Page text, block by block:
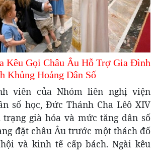
Kêu Gọi Châu Âu Hỗ Trợ Gia Đình
Khủng Hoảng Dân Số
viên của Nhóm liên nghị viện
số học, Đức Thánh Cha Lêô XIV
già hóa và mức tăng dân số
đặt châu Âu trước một thách đố
và kinh tế cấp bách. Ngài kêu